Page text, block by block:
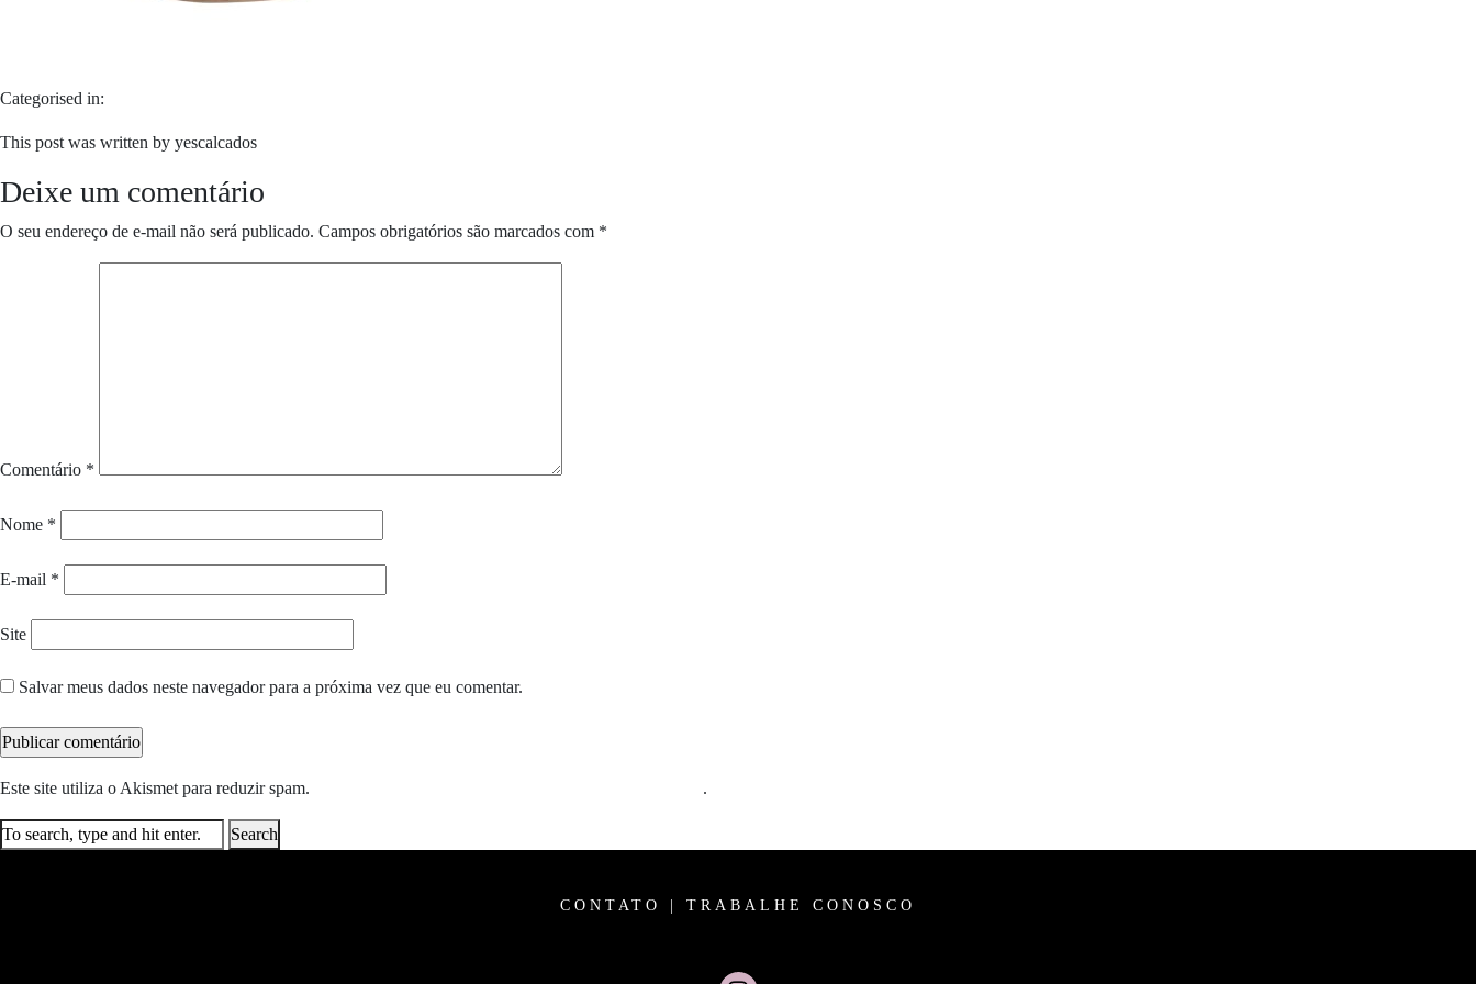
Categorised in:
This post was written by yescalcados
Deixe um comentário
O seu endereço de e-mail não será publicado. Campos obrigatórios são marcados com *
Comentário *
Nome *
E-mail *
Site
Salvar meus dados neste navegador para a próxima vez que eu comentar.
Este site utiliza o Akismet para reduzir spam. .
Search
CONTATO TRABALHE CONOSCO